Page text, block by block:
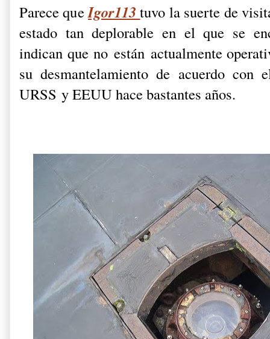
Parece queIgor113tuvo la suerte de
estado tan deplorable en el que se
indican que no están actualmente
su desmantelamiento de acuerdo
URSS y EEUU hace bastantes años.